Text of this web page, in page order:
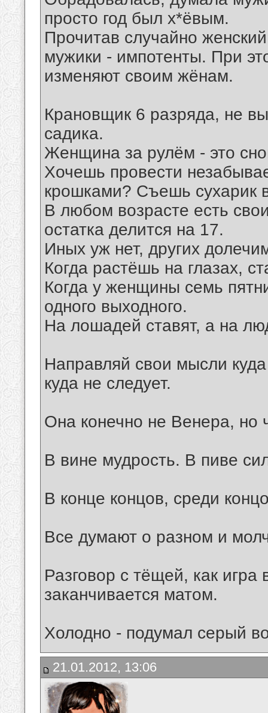
просто год был х*ёвым.
Прочитав случайно
мужики - импотенты. При
изменяют своим жёнам.
Крановщик 6 разряда, не
садика.
Женщина за рулём - это
Хочешь провести
крошками? Съешь сухарик
В любом возрасте есть
остатка делится на 17.
Иных уж нет, других
Когда растёшь на глазах,
Когда у женщины семь
одного выходного.
На лошадей ставят, а на
Направляй свои мысли
куда не следует.
Она конечно не Венера, но
В вине мудрость. В пиве
В конце концов, среди
Все думают о разном и
Разговор с тёщей, как
заканчивается матом.
Холодно - подумал серый
21.01.2012, 13:06